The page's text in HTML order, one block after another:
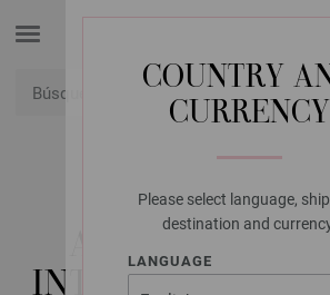
COUNTRY
CURRENCY
Please select language,
destination and
LANGUAGE
LANA GROSSA
AGUJAS